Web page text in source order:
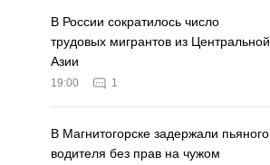
В России сократилось число
трудовых мигрантов из Центральной
Азии
19:00 1
В Магнитогорске задержали пьяного
водителя без прав на чужом